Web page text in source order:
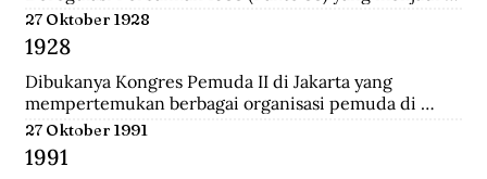
titik balik dari berbagai kebijaksanaan penertiban
perbankan 1971-1972. Salah satu fundamental dalam
dalam Pakto 88 adalah perijinan untuk bank devisa
yang hanya mensyaratkan tingkat kesehatan dan aset
bank telah mencapai minimal Rp. 100 juta.
27 Oktober 1928
1928
Dibukanya Kongres Pemuda II di Jakarta yang
mempertemukan berbagai organisasi pemuda di
seluruh Hindia Belanda. Dari kongres ini melahirkan
Sumpah Pemuda.
27 Oktober 1991
1991